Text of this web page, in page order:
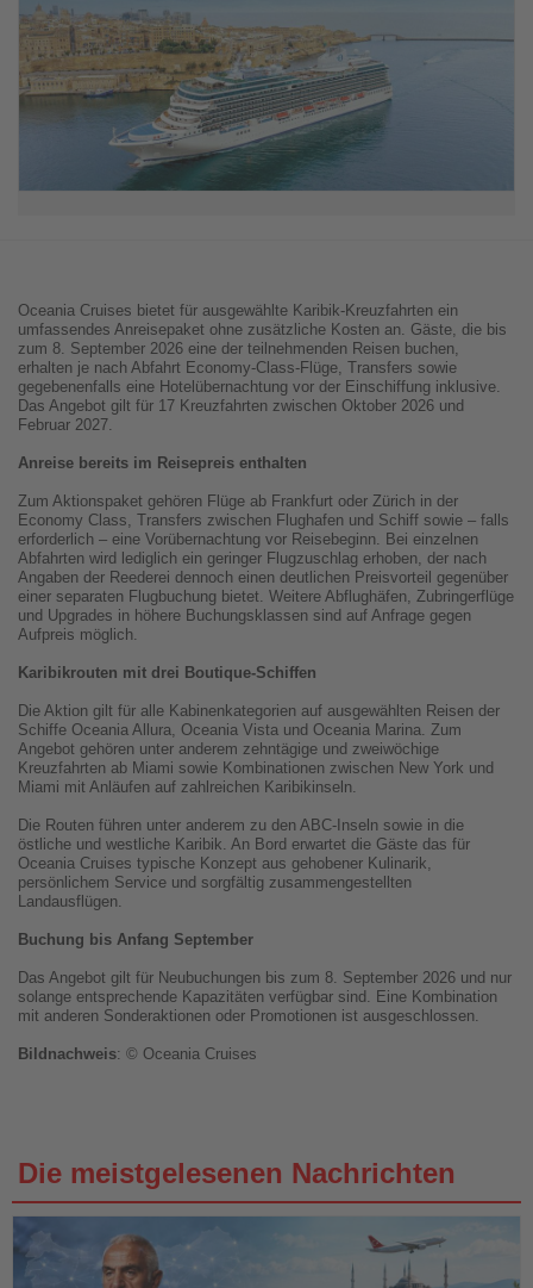
Oceania Cruises bietet für ausgewählte Karibik-Kreuzfahrten ein
umfassendes Anreisepaket ohne zusätzliche Kosten an. Gäste, die bis
zum 8. September 2026 eine der teilnehmenden Reisen buchen,
erhalten je nach Abfahrt Economy-Class-Flüge, Transfers sowie
gegebenenfalls eine Hotelübernachtung vor der Einschiffung inklusive.
Das Angebot gilt für 17 Kreuzfahrten zwischen Oktober 2026 und
Februar 2027.
Anreise bereits im Reisepreis enthalten
Zum Aktionspaket gehören Flüge ab Frankfurt oder Zürich in der
Economy Class, Transfers zwischen Flughafen und Schiff sowie – falls
erforderlich – eine Vorübernachtung vor Reisebeginn. Bei einzelnen
Abfahrten wird lediglich ein geringer Flugzuschlag erhoben, der nach
Angaben der Reederei dennoch einen deutlichen Preisvorteil gegenüber
einer separaten Flugbuchung bietet. Weitere Abflughäfen, Zubringerflüge
und Upgrades in höhere Buchungsklassen sind auf Anfrage gegen
Aufpreis möglich.
Karibikrouten mit drei Boutique-Schiffen
Die Aktion gilt für alle Kabinenkategorien auf ausgewählten Reisen der
Schiffe Oceania Allura, Oceania Vista und Oceania Marina. Zum
Angebot gehören unter anderem zehntägige und zweiwöchige
Kreuzfahrten ab Miami sowie Kombinationen zwischen New York und
Miami mit Anläufen auf zahlreichen Karibikinseln.
Die Routen führen unter anderem zu den ABC-Inseln sowie in die
östliche und westliche Karibik. An Bord erwartet die Gäste das für
Oceania Cruises typische Konzept aus gehobener Kulinarik,
persönlichem Service und sorgfältig zusammengestellten
Landausflügen.
Buchung bis Anfang September
Das Angebot gilt für Neubuchungen bis zum 8. September 2026 und nur
solange entsprechende Kapazitäten verfügbar sind. Eine Kombination
mit anderen Sonderaktionen oder Promotionen ist ausgeschlossen.
Bildnachweis: © Oceania Cruises
Die meistgelesenen Nachrichten